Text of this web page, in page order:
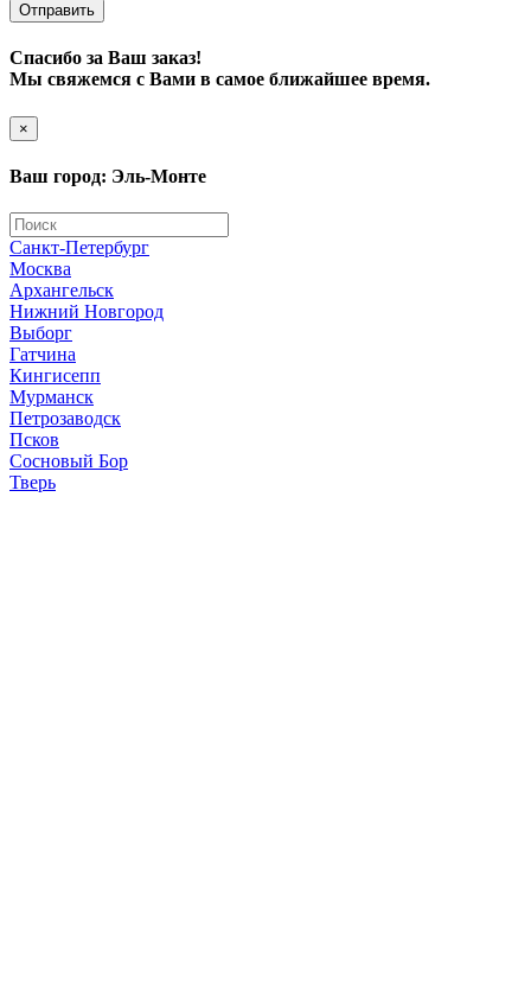
Отправить
Спасибо за Ваш заказ!
Мы свяжемся с Вами в самое ближайшее время.
×
Ваш город: Эль-Монте
Санкт-Петербург
Москва
Архангельск
Нижний Новгород
Выборг
Гатчина
Кингисепп
Мурманск
Петрозаводск
Псков
Сосновый Бор
Тверь